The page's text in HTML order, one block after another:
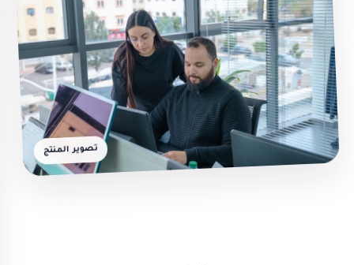
تصوير المنتج